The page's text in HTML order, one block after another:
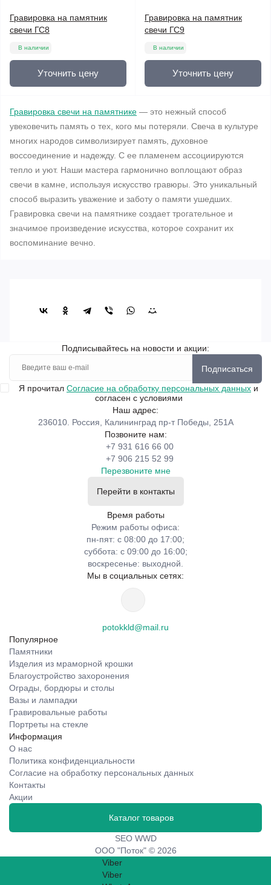
Гравировка на памятник
свечи ГС8
В наличии
Уточнить цену
Гравировка на памятник
свечи ГС9
В наличии
Уточнить цену
Гравировка свечи на памятнике — это нежный способ
увековечить память о тех, кого мы потеряли. Свеча в культуре
многих народов символизирует память, духовное
воссоединение и надежду. С ее пламенем ассоциируются
тепло и уют. Наши мастера гармонично воплощают образ
свечи в камне, используя искусство гравюры. Это уникальный
способ выразить уважение и заботу о памяти ушедших.
Гравировка свечи на памятнике создает трогательное и
значимое произведение искусства, которое сохранит их
воспоминание вечно.
Подписывайтесь на новости и акции:
Подписаться
Я прочитал Согласие на обработку персональных данных и
согласен с условиями
Наш адрес:
236010. Россия, Калининград пр-т Победы, 251А
Позвоните нам:
+7 931 616 66 00
+7 906 215 52 99
Перезвоните мне
Перейти в контакты
Время работы
Режим работы офиса:
пн-пят: с 08:00 до 17:00;
суббота: с 09:00 до 16:00;
воскресенье: выходной.
Мы в социальных сетях:
potokkld@mail.ru
Популярное
Памятники
Изделия из мраморной крошки
Благоустройство захоронения
Ограды, бордюры и столы
Вазы и лампадки
Гравировальные работы
Портреты на стекле
Информация
О нас
Политика конфиденциальности
Согласие на обработку персональных данных
Контакты
Акции
Каталог товаров
SEO WWD
ООО "Поток" © 2026
Viber
Viber